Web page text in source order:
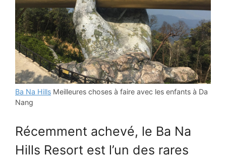
Ba Na Hills Meilleures choses à faire avec les enfants à Da
Nang
Récemment achevé, le Ba Na
Hills Resort est l’un des rares